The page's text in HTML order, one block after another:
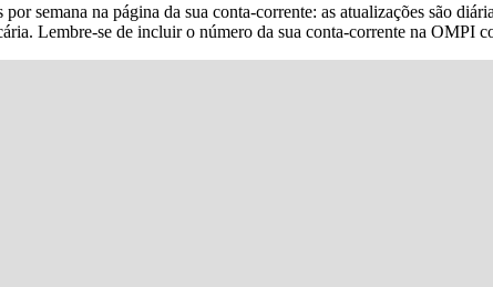
semana na página da sua conta-corrente: as atualizações são
Lembre-se de incluir o número da sua conta-corrente na OMPI